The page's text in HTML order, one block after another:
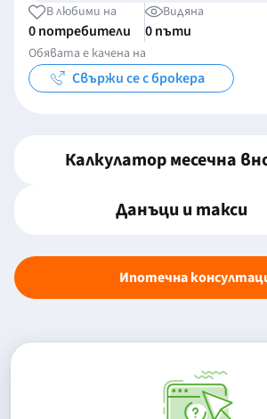
В любими на
0 потребители
Видяна
0 пъти
Обявата е качена на
Свържи се с брокера
Калкулатор месечна
Данъци и такси
Ипотечна